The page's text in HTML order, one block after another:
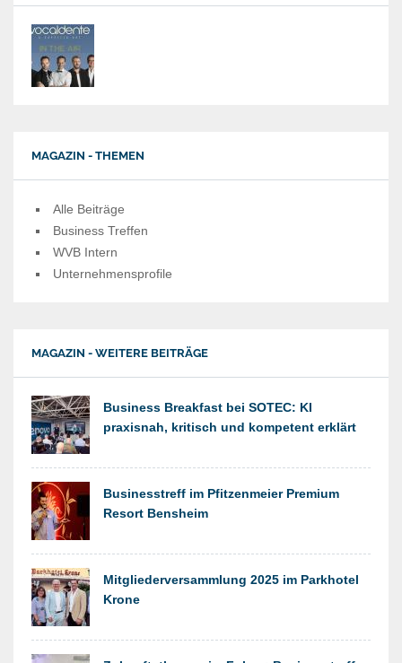
MAGAZIN - THEMEN
Alle Beiträge
Business Treffen
WVB Intern
Unternehmensprofile
MAGAZIN - WEITERE BEITRÄGE
Business Breakfast bei SOTEC: KI
praxisnah, kritisch und kompetent erklärt
Businesstreff im Pfitzenmeier Premium
Resort Bensheim
Mitgliederversammlung 2025 im Parkhotel
Krone